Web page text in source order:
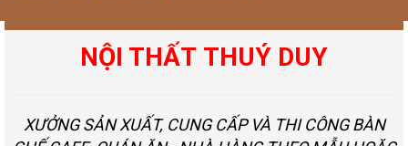
NỘI THẤT THUÝ DUY
XƯỞNG SẢN XUẤT, CUNG CẤP VÀ THI CÔNG BÀN